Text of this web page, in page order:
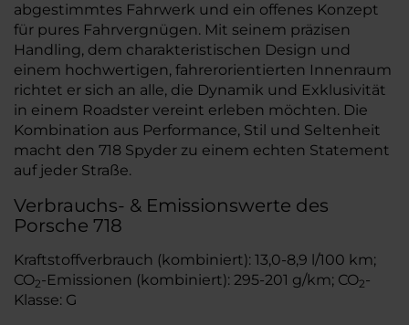
abgestimmtes Fahrwerk und ein offenes Konzept
für pures Fahrvergnügen. Mit seinem präzisen
Handling, dem charakteristischen Design und
einem hochwertigen, fahrerorientierten Innenraum
richtet er sich an alle, die Dynamik und Exklusivität
in einem Roadster vereint erleben möchten. Die
Kombination aus Performance, Stil und Seltenheit
macht den 718 Spyder zu einem echten Statement
auf jeder Straße.
Verbrauchs- & Emissionswerte des
Porsche 718
Kraftstoffverbrauch (kombiniert): 13,0-8,9 l/100 km;
CO2-Emissionen (kombiniert): 295-201 g/km; CO2-
Klasse: G